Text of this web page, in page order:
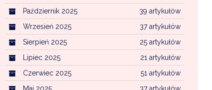
39 artykułów
Październik 2025
37 artykułów
Wrzesień 2025
25 artykułów
Sierpień 2025
21 artykułów
Lipiec 2025
51 artykułów
Czerwiec 2025